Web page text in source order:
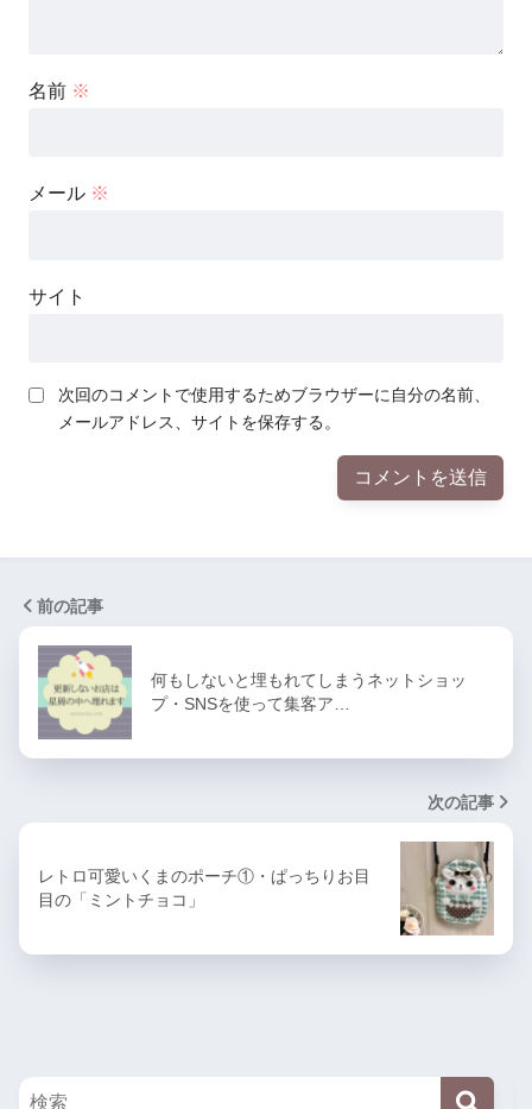
名前 ※
メール ※
サイト
次回のコメントで使用するためブラウザーに自分の名前、
メールアドレス、サイトを保存する。
前の記事
何もしないと埋もれてしまうネットショッ
プ・SNSを使って集客ア…
次の記事
レトロ可愛いくまのポーチ①・ぱっちりお目
目の「ミントチョコ」